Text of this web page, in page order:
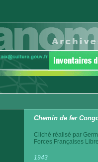
Chemin de fer
Cliché réalisé par
Forces Françaises
1943